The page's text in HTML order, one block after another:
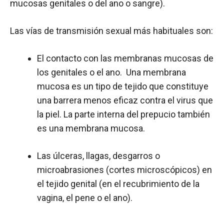
mucosas genitales o del ano o sangre).
Las vías de transmisión sexual más habituales son:
El contacto con las membranas mucosas de
los genitales o el ano. Una membrana
mucosa es un tipo de tejido que constituye
una barrera menos eficaz contra el virus que
la piel. La parte interna del prepucio también
es una membrana mucosa.
Las úlceras, llagas, desgarros o
microabrasiones (cortes microscópicos) en
el tejido genital (en el recubrimiento de la
vagina, el pene o el ano).